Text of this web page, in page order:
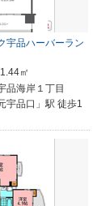
宇品ハーバーラン
㎡
品海岸１丁目
宇品口」駅 徒歩1